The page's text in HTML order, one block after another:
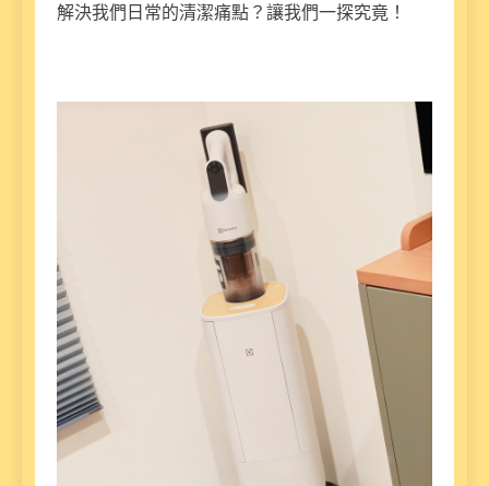
解決我們日常的清潔痛點？讓我們一探究竟！